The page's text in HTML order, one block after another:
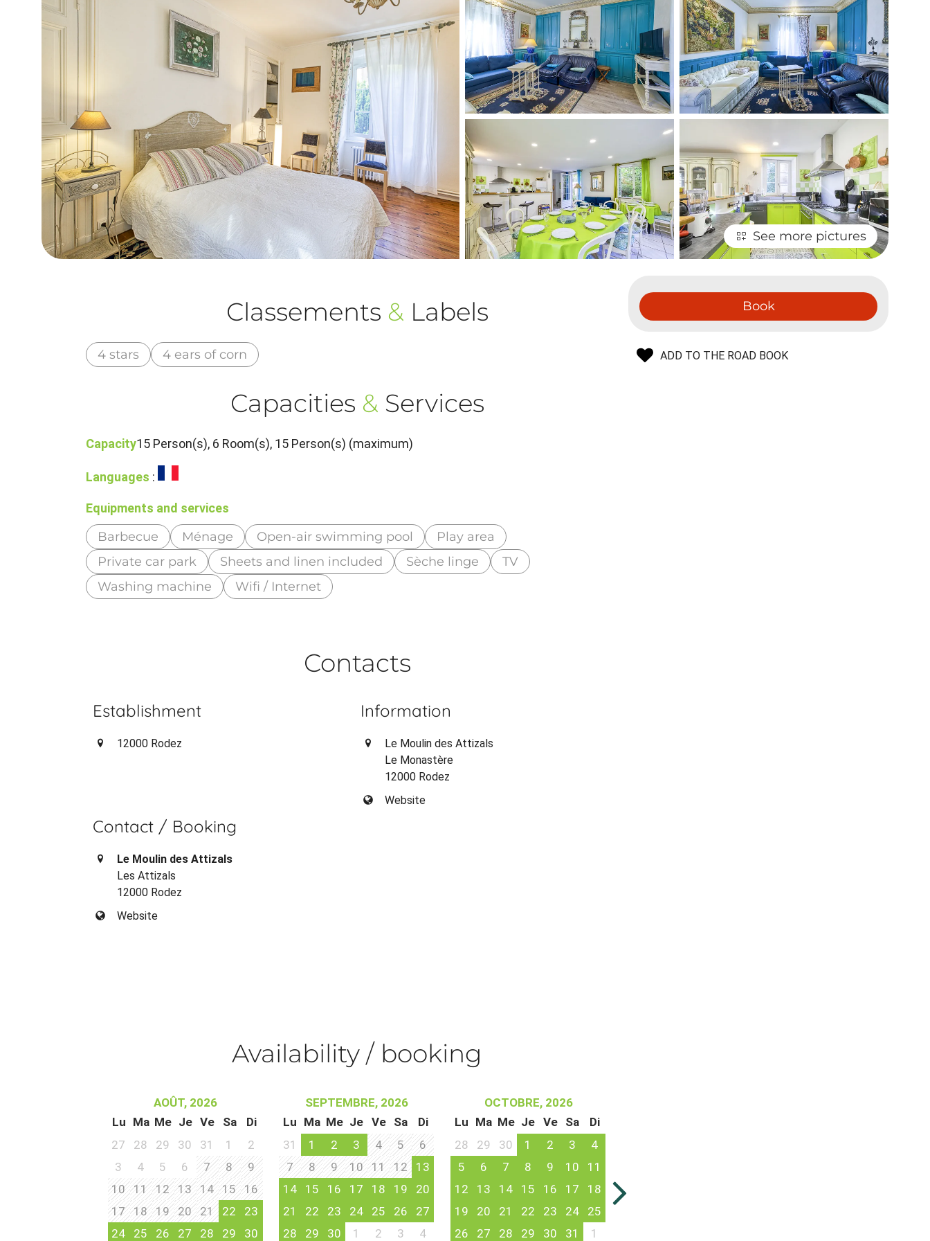
See more pictures
Book
ADD TO THE ROAD BOOK
Classements & Labels
4 stars 4 ears of corn
Capacities & Services
Capacity15 Person(s), 6 Room(s), 15 Person(s) (maximum)
Languages :
Equipments and services
Barbecue Ménage Open-air swimming pool
Play area
Private car park
Sheets and linen included Sèche linge
TV
Washing machine
Wifi / Internet
Contacts
Establishment
12000 Rodez
Information
Le Moulin des Attizals
Le Monastère
12000 Rodez
Website
Contact / Booking
Le Moulin des Attizals
Les Attizals
12000 Rodez
Website
Availability / booking
AOÛT, 2026
Lu Ma Me Je Ve Sa
Di
27
28 29 30 31 1
2
3
4 5 6 7 8
9
10
11 12 13 14 15
16
17
18 19 20 21 22
23
24
25 26 27 28 29
30
SEPTEMBRE, 2026
Lu Ma Me Je Ve Sa
Di
31
1 2 3 4 5
6
7
8 9 10 11 12
13
14
15 16 17 18 19
20
21
22 23 24 25 26
27
28
29 30 1 2 3
4
OCTOBRE, 2026
Lu Ma Me Je Ve Sa
Di
28
29 30 1 2 3
4
5
6 7 8 9 10
11
12
13 14 15 16 17
18
19
20 21 22 23 24
25
26
27 28 29 30 31
1